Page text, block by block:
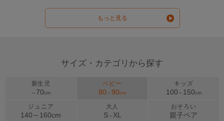
もっと見る
サイズ・カテゴリから探す
新生児
～ 70cm
ベビー
80 ～90cm
キッズ
100 ～ 150cm
ジュニア
140～ 160cm
大人
S～ XL
おそろい
親子ペア